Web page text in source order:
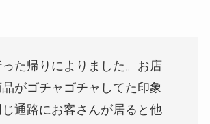
た帰りによりました。お店
がゴチャゴチャしてた印象
通路にお客さんが居ると他